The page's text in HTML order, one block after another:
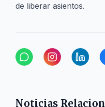
de liberar asientos.
Noticias